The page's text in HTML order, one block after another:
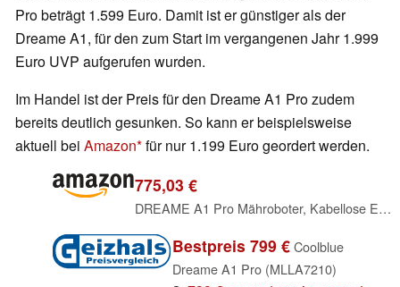
Pro beträgt 1.599 Euro. Damit ist er günstiger als der
Dreame A1, für den zum Start im vergangenen Jahr 1.999
Euro UVP aufgerufen wurden.
Im Handel ist der Preis für den Dreame A1 Pro zudem
bereits deutlich gesunken. So kann er beispielsweise
aktuell bei Amazon für nur 1.199 Euro geordert werden.
775,03 €
DREAME A1 Pro Mähroboter, Kabellose Einrichtung von Begrenzungen
Bestpreis 799 € Coolblue
Dreame A1 Pro (MLLA7210)